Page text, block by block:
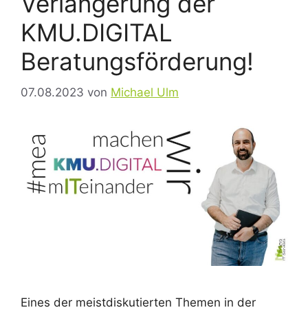
KMU.DIGITAL
Beratungsförderung!
07.08.2023 von Michael Ulm
Eines der meistdiskutierten Themen in der